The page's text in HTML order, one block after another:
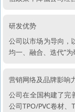
研发优势
公司以市场为导向，
均一、融合、迭代”
营销网络及品牌影响
公司在全国构建了完
公司TPO/PVC卷材